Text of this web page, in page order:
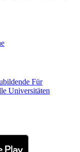
Für
Universitäten